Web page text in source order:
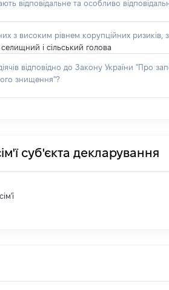
відповідальне та особливо
з високим рівнем корупційних ризиків,
і сільський голова
відповідно до Закону України "Про
знищення"?
суб'єкта декларування